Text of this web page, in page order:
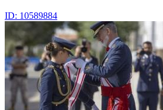
ID: 10589884